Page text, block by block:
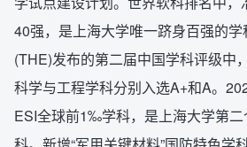
40强，是上海大学唯一跻身百强的
(THE)发布的第二届中国学科评级中
科学与工程学科分别入选A+和A。
ESI全球前1‰学科，是上海大学第